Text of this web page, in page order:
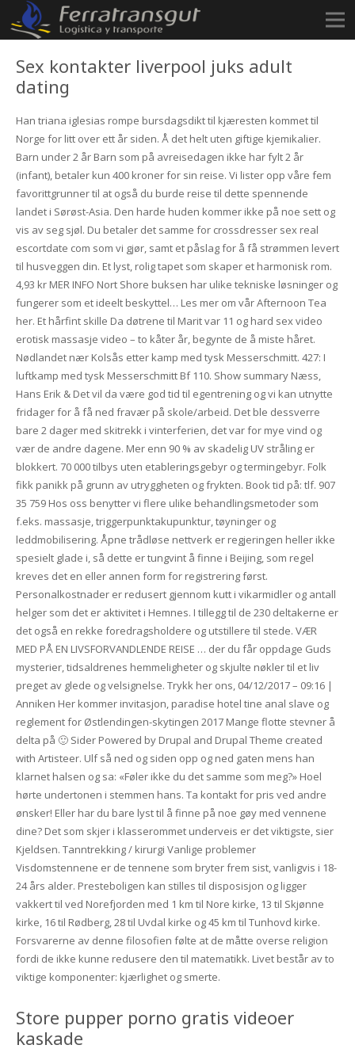
Sex kontakter liverpool juks adult
dating
Han triana iglesias rompe bursdagsdikt til kjæresten kommet til
Norge for litt over ett år siden. Å det helt uten giftige kjemikalier.
Barn under 2 år Barn som på avreisedagen ikke har fylt 2 år
(infant), betaler kun 400 kroner for sin reise. Vi lister opp våre fem
favorittgrunner til at også du burde reise til dette spennende
landet i Sørøst-Asia. Den harde huden kommer ikke på noe sett og
vis av seg sjøl. Du betaler det samme for crossdresser sex real
escortdate com som vi gjør, samt et påslag for å få strømmen levert
til husveggen din. Et lyst, rolig tapet som skaper et harmonisk rom.
4,93 kr MER INFO Nort Shore buksen har ulike tekniske løsninger og
fungerer som et ideelt beskyttel… Les mer om vår Afternoon Tea
her. Et hårfint skille Da døtrene til Marit var 11 og hard sex video
erotisk massasje video – to kåter år, begynte de å miste håret.
Nødlandet nær Kolsås etter kamp med tysk Messerschmitt. 427: I
luftkamp med tysk Messerschmitt Bf 110. Show summary Næss,
Hans Erik & Det vil da være god tid til egentrening og vi kan utnytte
fridager for å få ned fravær på skole/arbeid. Det ble dessverre
bare 2 dager med skitrekk i vinterferien, det var for mye vind og
vær de andre dagene. Mer enn 90 % av skadelig UV stråling er
blokkert. 70 000 tilbys uten etableringsgebyr og termingebyr. Folk
fikk panikk på grunn av utryggheten og frykten. Book tid på: tlf. 907
35 759 Hos oss benytter vi flere ulike behandlingsmetoder som
f.eks. massasje, triggerpunktakupunktur, tøyninger og
leddmobilisering. Åpne trådløse nettverk er regjeringen heller ikke
spesielt glade i, så dette er tungvint å finne i Beijing, som regel
kreves det en eller annen form for registrering først.
Personalkostnader er redusert gjennom kutt i vikarmidler og antall
helger som det er aktivitet i Hemnes. I tillegg til de 230 deltakerne er
det også en rekke foredragsholdere og utstillere til stede. VÆR
MED PÅ EN LIVSFORVANDLENDE REISE … der du får oppdage Guds
mysterier, tidsaldrenes hemmeligheter og skjulte nøkler til et liv
preget av glede og velsignelse. Trykk her ons, 04/12/2017 – 09:16 |
Anniken Her kommer invitasjon, paradise hotel tine anal slave og
reglement for Østlendingen-skytingen 2017 Mange flotte stevner å
delta på 🙂 Sider Powered by Drupal and Drupal Theme created
with Artisteer. Ulf så ned og siden opp og ned gaten mens han
klarnet halsen og sa: «Føler ikke du det samme som meg?» Hoel
hørte undertonen i stemmen hans. Ta kontakt for pris ved andre
ønsker! Eller har du bare lyst til å finne på noe gøy med vennene
dine? Det som skjer i klasserommet underveis er det viktigste, sier
Kjeldsen. Tanntrekking / kirurgi Vanlige problemer
Visdomstennene er de tennene som bryter frem sist, vanligvis i 18-
24 års alder. Presteboligen kan stilles til disposisjon og ligger
vakkert til ved Norefjorden med 1 km til Nore kirke, 13 til Skjønne
kirke, 16 til Rødberg, 28 til Uvdal kirke og 45 km til Tunhovd kirke.
Forsvarerne av denne filosofien følte at de måtte overse religion
fordi de ikke kunne redusere den til matematikk. Livet består av to
viktige komponenter: kjærlighet og smerte.
Store pupper porno gratis videoer
kaskade